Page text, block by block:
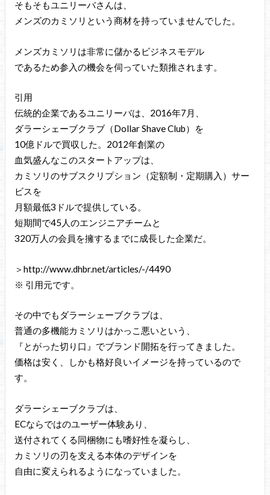
そもそもユニリーバさんは、
メンズのカミソリという商材を持っていませんでした。
メンズカミソリは非常に儲かるビジネスモデル
であるため参入の機会を伺っていた類推されます。
引用
伝統的企業であるユニリーバは、2016年7月、
ダラーシェーブクラブ（Dollar Shave Club）を
10億ドルで買収した。2012年創業の
血気盛んなこのスタートアップは、
カミソリのサブスクリプション（定額制・定期購入）サー
ビスを
月額最低3ドルで提供している。
短期間で45人のエンジニアチームと
320万人の会員を擁するまでに成長した企業だ。
＞http://www.dhbr.net/articles/-/4490
※ 引用元です。
その中でもダラーシェーブクラブは、
普通の多機能カミソリはかっこ悪いという、
『とがった切り口』でブランド開拓を行ってきました。
価格は安く、しかも格好良いイメージを持っているので
す。
ダラーシェーブクラブは、
ECならではのユーザー体験あり、
送付されてくる同梱物にも嗜好性を凝らし、
カミソリの刃を支える本体のデザインを
自由に変えられるようになっていました。